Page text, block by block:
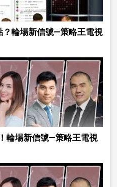
？輪場新信號—策略王電視
輪場新信號—策略王電視